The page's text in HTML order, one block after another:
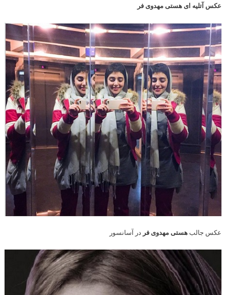
عکس آتلیه ای هستی مهدوی فر
عکس جالبهستی مهدوی فر در آسانسور